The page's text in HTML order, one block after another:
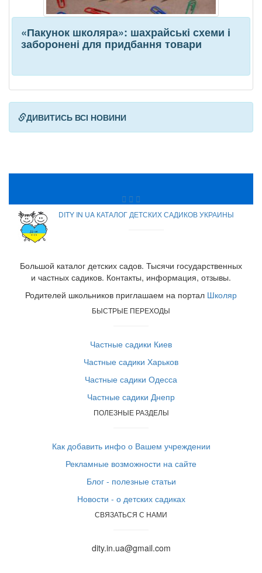
«Пакунок школяра»: шахрайські схеми і
заборонені для придбання товари
ДИВИТИСЬ ВСІ НОВИНИ
DITY IN UA КАТАЛОГ ДЕТСКИХ САДИКОВ УКРАИНЫ
Большой каталог детских садов. Тысячи государственных
и частных садиков. Контакты, информация, отзывы.
Родителей школьников приглашаем на портал Школяр
БЫСТРЫЕ ПЕРЕХОДЫ
Частные садики Киев
Частные садики Харьков
Частные садики Одесса
Частные садики Днепр
ПОЛЕЗНЫЕ РАЗДЕЛЫ
Как добавить инфо о Вашем учреждении
Рекламные возможности на сайте
Блог - полезные статьи
Новости - о детских садиках
СВЯЗАТЬСЯ С НАМИ
dity.in.ua@gmail.com